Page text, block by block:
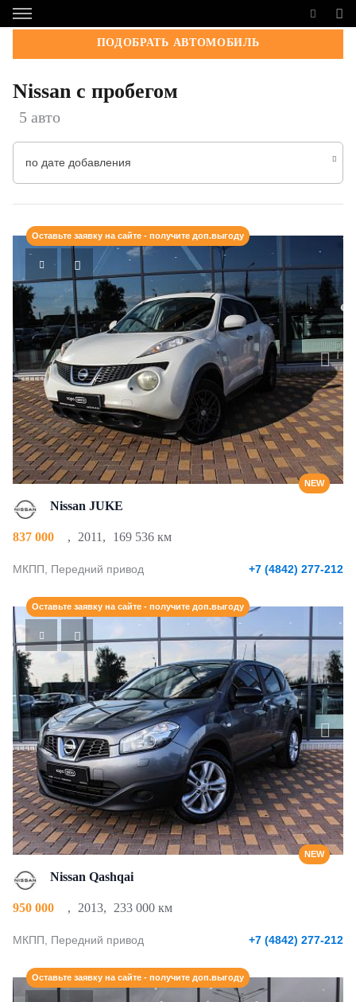
ПОДОБРАТЬ АВТОМОБИЛЬ
Nissan с пробегом
5 авто
по дате добавления
NEW
Оставьте заявку на сайте - получите доп.выгоду
Nissan JUKE
837 000 , 2011 , 169 536 км
МКПП, Передний привод +7 (4842) 277-212
NEW
Оставьте заявку на сайте - получите доп.выгоду
Nissan Qashqai
950 000 , 2013, 233 000 км
МКПП, Передний привод +7 (4842) 277-212
Оставьте заявку на сайте - получите доп.выгоду